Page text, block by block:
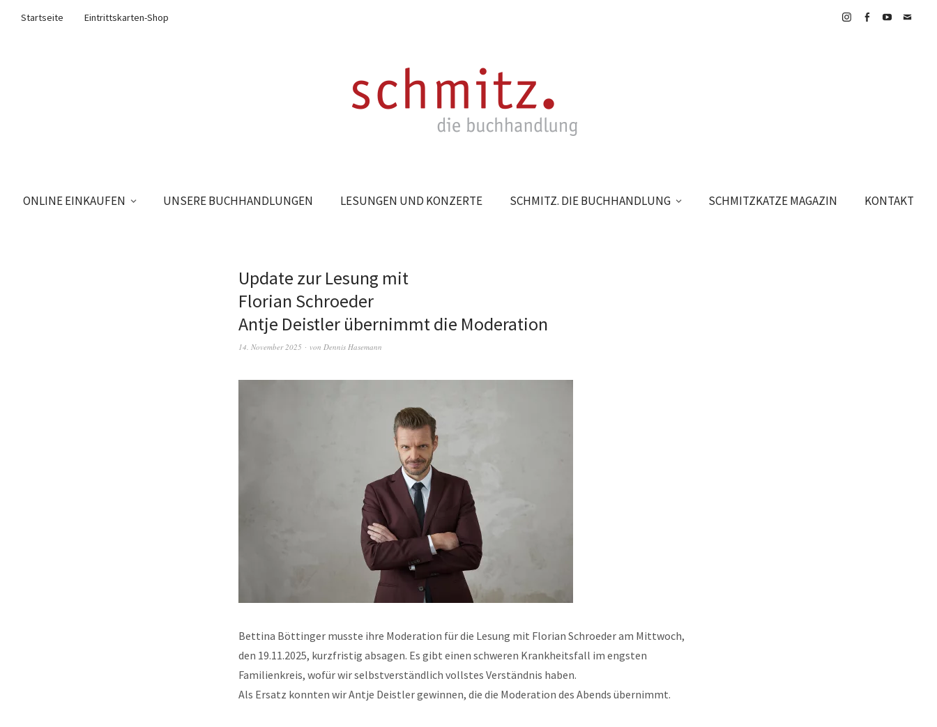
Startseite
Eintrittskarten-Shop
ONLINE EINKAUFEN UNSERE BUCHHANDLUNGEN LESUNGEN UND KONZERTE SCHMITZ. DIE BUCHHANDLUNG SCHMITZKATZE MAGAZIN KONTAKT
Update zur Lesung mit
Florian Schroeder
Antje Deistler übernimmt die Moderation
14. November 2025 von Dennis Hasemann
Bettina Böttinger musste ihre Moderation für die Lesung mit Florian Schroeder am Mittwoch,
den 19.11.2025, kurzfristig absagen. Es gibt einen schweren Krankheitsfall im engsten
Familienkreis, wofür wir selbstverständlich vollstes Verständnis haben.
Als Ersatz konnten wir Antje Deistler gewinnen, die die Moderation des Abends übernimmt.